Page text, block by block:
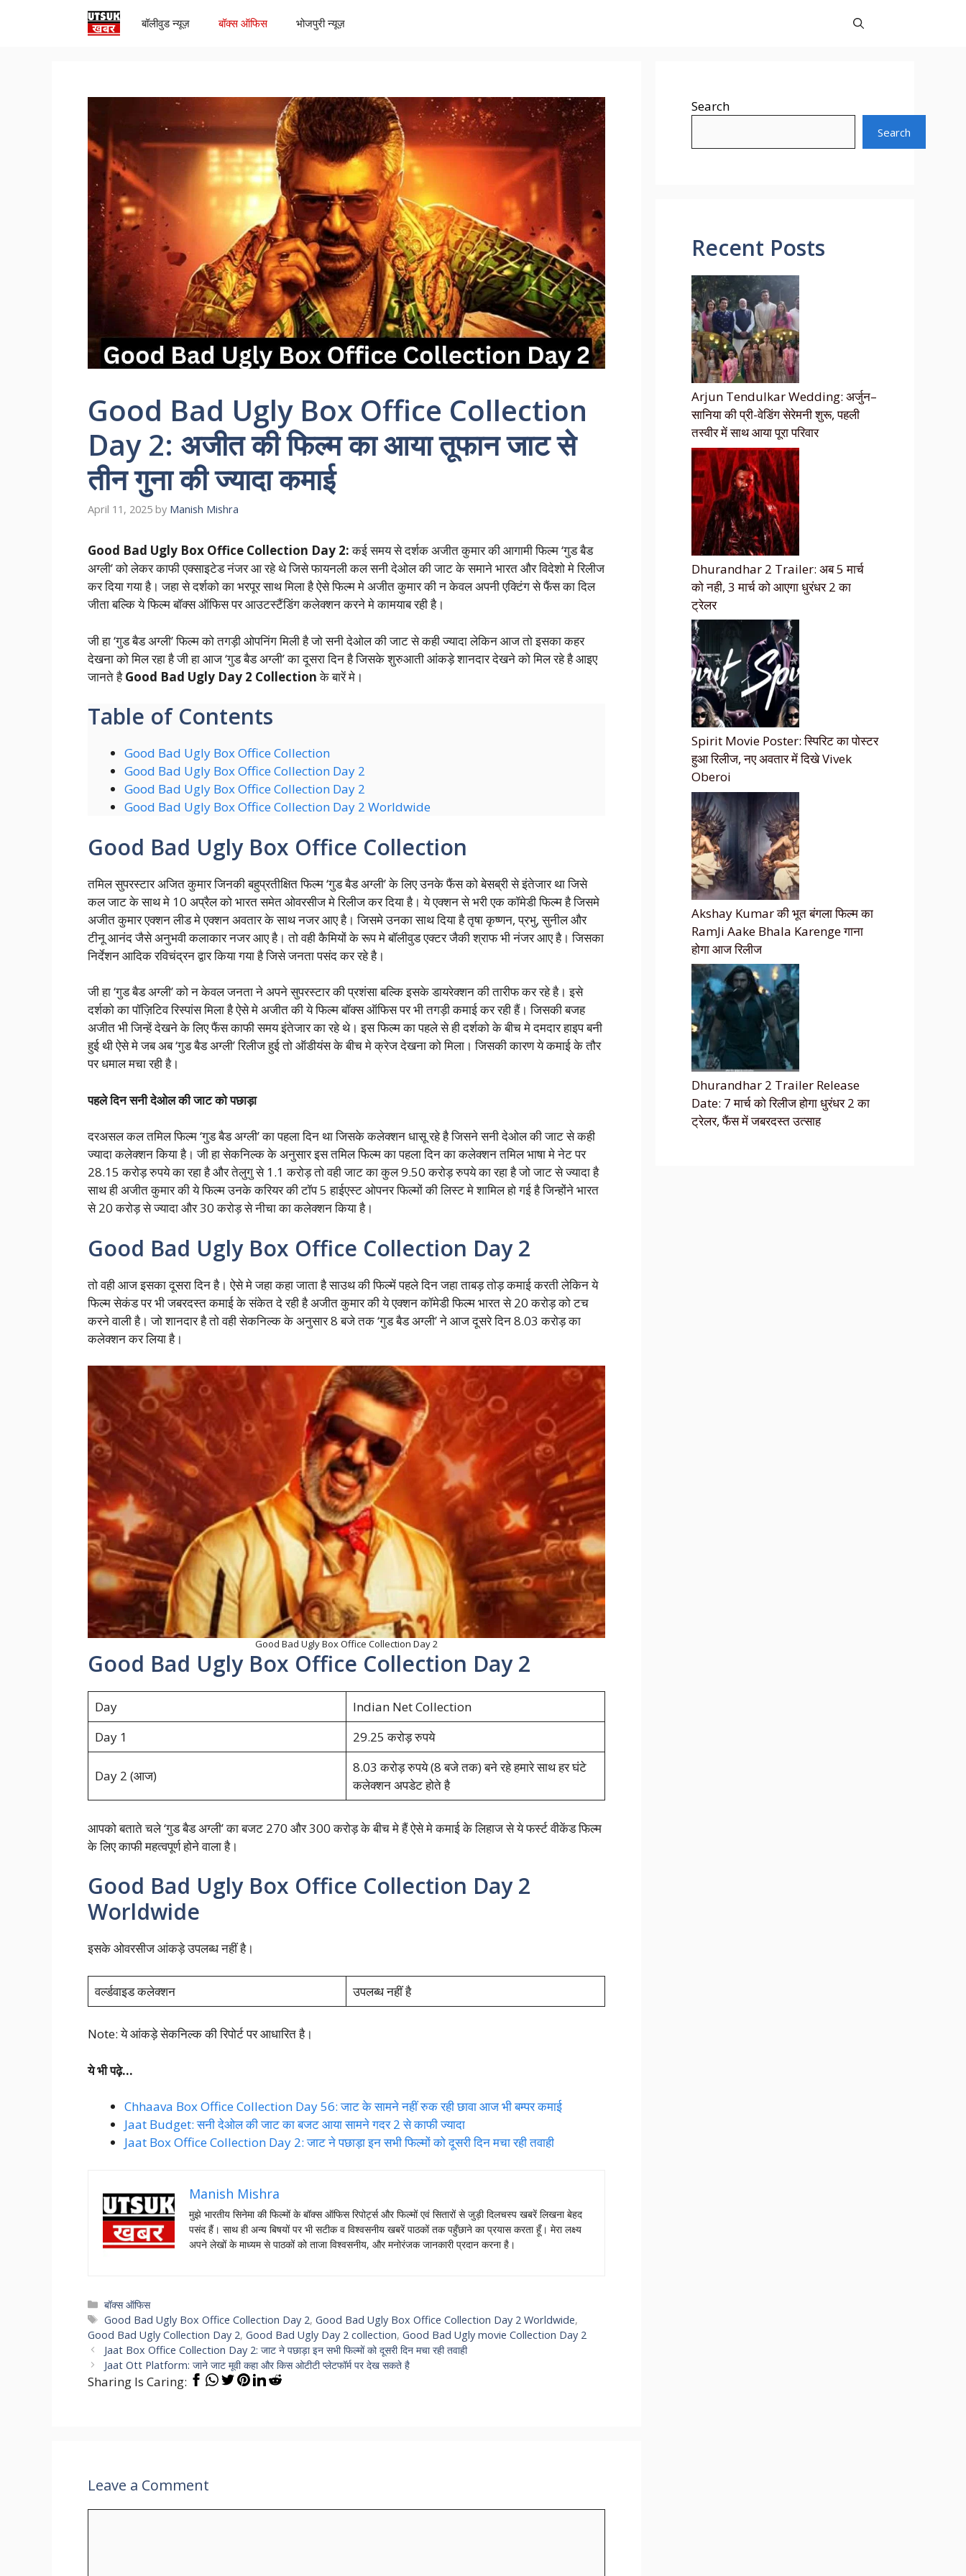
बॉलीवुड न्यूज़ बॉक्स ऑफिस भोजपुरी न्यूज़
Good Bad Ugly Box Office Collection
Day 2: अजीत की फिल्म का आया तूफान जाट से
तीन गुना की ज्यादा कमाई
April 11, 2025 by Manish Mishra
Good Bad Ugly Box Office Collection Day 2:कई समय से दर्शक अजीत कुमार की आगामी फिल्म ‘गुड बैड
अग्ली’ को लेकर काफी एक्साइटेड नंजर आ रहे थे जिसे फायनली कल सनी देओल की जाट के समाने भारत और विदेशो मे रिलीज
कर दिया गया है। जहा से दर्शको का भरपूर साथ मिला है ऐसे फिल्म मे अजीत कुमार की न केवल अपनी एक्टिंग से फैंस का दिल
जीता बल्कि ये फिल्म बॉक्स ऑफिस पर आउटस्टैंडिंग कलेक्शन करने मे कामयाब रही है।
जी हा ‘गुड बैड अग्ली’ फिल्म को तगड़ी ओपनिंग मिली है जो सनी देओल की जाट से कही ज्यादा लेकिन आज तो इसका कहर
देखना को मिल रहा है जी हा आज ‘गुड बैड अग्ली’ का दूसरा दिन है जिसके शुरुआती आंकड़े शानदार देखने को मिल रहे है आइए
जानते हैGood Bad Ugly Day 2 Collectionके बारें मे।
Table of Contents
Good Bad Ugly Box Office Collection
Good Bad Ugly Box Office Collection Day 2
Good Bad Ugly Box Office Collection Day 2
Good Bad Ugly Box Office Collection Day 2 Worldwide
Good Bad Ugly Box Office Collection
तमिल सुपरस्टार अजित कुमार जिनकी बहुप्रतीक्षित फिल्म ‘गुड बैड अग्ली’ के लिए उनके फैंस को बेसब्री से इंतेजार था जिसे
कल जाट के साथ मे 10 अप्रैल को भारत समेत ओवरसीज मे रिलीज कर दिया है। ये एक्शन से भरी एक कॉमेडी फिल्म है जिसमे
अजीत कुमार एक्शन लीड मे एक्शन अवतार के साथ नजर आए है। जिसमे उनका साथ दिया है तृषा कृष्णन, प्रभु, सुनील और
टीनू आनंद जैसे अनुभवी कलाकार नजर आए है। तो वही कैमियों के रूप मे बॉलीवुड एक्टर जैकी श्राफ भी नंजर आए है। जिसका
निर्देशन आदिक रविचंद्रन द्वार किया गया है जिसे जनता पसंद कर रहे है।
जी हा ‘गुड बैड अग्ली’ को न केवल जनता ने अपने सुपरस्टार की प्रशंसा बल्कि इसके डायरेक्शन की तारीफ कर रहे है। इसे
दर्शको का पॉज़िटिव रिस्पांस मिला है ऐसे मे अजीत की ये फिल्म बॉक्स ऑफिस पर भी तगड़ी कमाई कर रही हैं। जिसकी बजह
अजीत भी जिन्हें देखने के लिए फैंस काफी समय इंतेजार का रहे थे। इस फिल्म का पहले से ही दर्शको के बीच मे दमदार हाइप बनी
हुई थी ऐसे मे जब अब ‘गुड बैड अग्ली’ रिलीज हुई तो ऑडीयंस के बीच मे क्रेज देखना को मिला। जिसकी कारण ये कमाई के तौर
पर धमाल मचा रही है।
पहले दिन सनी देओल की जाट को पछाड़ा
दरअसल कल तमिल फिल्म ‘गुड बैड अग्ली’ का पहला दिन था जिसके कलेक्शन धासू रहे है जिसने सनी देओल की जाट से कही
ज्यादा कलेक्शन किया है। जी हा सेकनिल्क के अनुसार इस तमिल फिल्म का पहला दिन का कलेक्शन तमिल भाषा मे नेट पर
28.15 करोड़ रुपये का रहा है और तेलुगु से 1.1 करोड़ तो वही जाट का कुल 9.50 करोड़ रुपये का रहा है जो जाट से ज्यादा है
साथ ही अजीत कुमार की ये फिल्म उनके करियर की टॉप 5 हाईएस्ट ओपनर फिल्मों की लिस्ट मे शामिल हो गई है जिन्होंने भारत
से 20 करोड़ से ज्यादा और 30 करोड़ से नीचा का कलेक्शन किया है।
Good Bad Ugly Box Office Collection Day 2
तो वही आज इसका दूसरा दिन है। ऐसे मे जहा कहा जाता है साउथ की फिल्में पहले दिन जहा ताबड़ तोड़ कमाई करती लेकिन ये
फिल्म सेकंड पर भी जबरदस्त कमाई के संकेत दे रही है अजीत कुमार की ये एक्शन कॉमेडी फिल्म भारत से 20 करोड़ को टच
करने वाली है। जो शानदार है तो वही सेकनिल्क के अनुसार 8 बजे तक ‘गुड बैड अग्ली’ ने आज दूसरे दिन 8.03 करोड़ का
कलेक्शन कर लिया है।
Good Bad Ugly Box Office Collection Day 2
Good Bad Ugly Box Office Collection Day 2
Day
Indian Net Collection
Day 1
29.25 करोड़ रुपये
Day 2 (आज)
8.03 करोड़ रुपये (8 बजे तक) बने रहे हमारे साथ हर घंटे
कलेक्शन अपडेट होते है
आपको बताते चले ‘गुड बैड अग्ली’ का बजट 270 और 300 करोड़ के बीच मे हैं ऐसे मे कमाई के लिहाज से ये फर्स्ट वीकेंड फिल्म
के लिए काफी महत्वपूर्ण होने वाला है।
Good Bad Ugly Box Office Collection Day 2
Worldwide
इसके ओवरसीज आंकड़े उपलब्ध नहीं है।
वर्ल्डवाइड कलेक्शन उपलब्ध नहीं है
Note: ये आंकड़े सेकनिल्क की रिपोर्ट पर आधारित है।
ये भी पढ़े…
Chhaava Box Office Collection Day 56: जाट के सामने नहीं रुक रही छावा आज भी बम्पर कमाई
Jaat Budget: सनी देओल की जाट का बजट आया सामने गदर 2 से काफी ज्यादा
Jaat Box Office Collection Day 2: जाट ने पछाड़ा इन सभी फिल्मों को दूसरी दिन मचा रही तवाही
Manish Mishra
मुझे भारतीय सिनेमा की फिल्मों के बॉक्स ऑफिस रिपोर्ट्स और फिल्मों एवं सितारों से जुड़ी दिलचस्प खबरें लिखना बेहद
पसंद हैं। साथ ही अन्य बिषयों पर भी सटीक व विश्वसनीय खबरें पाठकों तक पहुँछाने का प्रयास करता हूँ। मेरा लक्ष्य
अपने लेखों के माध्यम से पाठकों को ताजा विश्वसनीय, और मनोरंजक जानकारी प्रदान करना है।
Categories
बॉक्स ऑफिस
Tags
Good Bad Ugly Box Office Collection Day 2,Good Bad Ugly Box Office Collection Day 2 Worldwide,
Good Bad Ugly Collection Day 2, Good Bad Ugly Day 2 collection, Good Bad Ugly movie Collection Day 2
Jaat Box Office Collection Day 2: जाट ने पछाड़ा इन सभी फिल्मों को दूसरी दिन मचा रही तवाही
Jaat Ott Platform: जाने जाट मूवी कहा और किस ओटीटी प्लेटफॉर्म पर देख सकते है
Sharing Is Caring:
Leave a Comment
Search
Search
Recent Posts
Arjun Tendulkar Wedding: अर्जुन–
सानिया की प्री-वेडिंग सेरेमनी शुरू, पहली
तस्वीर में साथ आया पूरा परिवार
Dhurandhar 2 Trailer: अब 5 मार्च
को नही, 3 मार्च को आएगा धुरंधर 2 का
ट्रेलर
Spirit Movie Poster: स्पिरिट का पोस्टर
हुआ रिलीज, नए अवतार में दिखे Vivek
Oberoi
Akshay Kumar की भूत बंगला फिल्म का
RamJi Aake Bhala Karenge गाना
होगा आज रिलीज
Dhurandhar 2 Trailer Release
Date: 7 मार्च को रिलीज होगा धुरंधर 2 का
ट्रेलर, फैंस में जबरदस्त उत्साह